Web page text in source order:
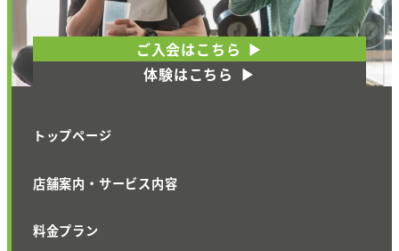
ご入会はこちら
体験はこちら
トップページ
店舗案内・サービス内容
料金プラン